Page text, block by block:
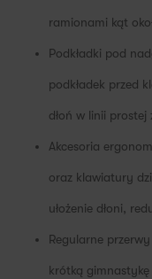
ramionami kąt
Podkładki pod
podkładek przed
dłoń w linii
Akcesoria
oraz klawiatury
ułożenie dłoni,
Regularne
krótką